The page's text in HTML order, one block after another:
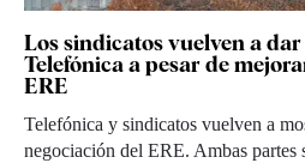
Los sindicatos vuelven a
Telefónica a pesar de
ERE
Telefónica y sindicatos vuelven a
negociación del ERE. Ambas partes